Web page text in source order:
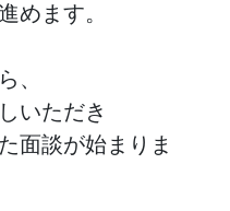
めます。
、
いただき
面談が始まりま